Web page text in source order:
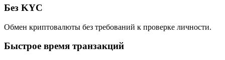
Без KYC
Обмен криптовалюты без требований к проверке личности.
Быстрое время транзакций